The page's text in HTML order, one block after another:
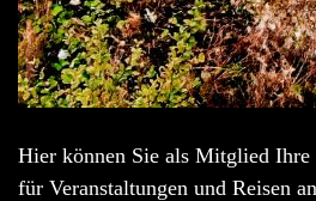
Hier können Sie als Mitglied Ihre
für Veranstaltungen und Reisen